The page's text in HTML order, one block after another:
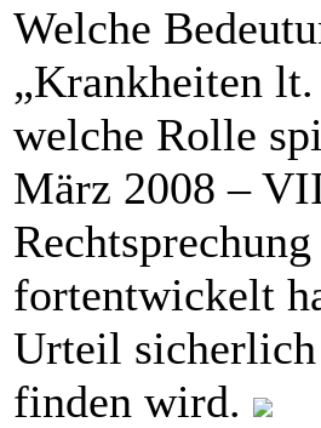
Welche
„Krankheiten
welche Rolle
März 2008 –
fortentwickelt
Urteil
finden wird.